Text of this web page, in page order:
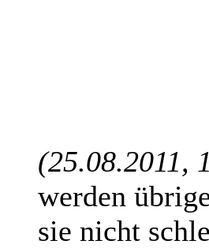
(25.08.2011,
werden
sie nicht